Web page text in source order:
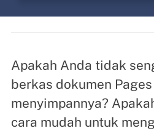
Apakah Anda tidak
berkas dokumen
menyimpannya?
cara mudah untuk